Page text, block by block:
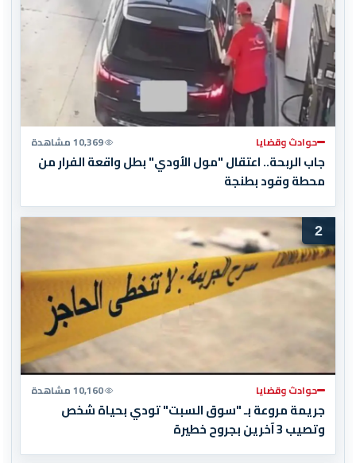
حوادث وقضايا 10,369 مشاهدة
جاب الربحة.. اعتقال "مول الأودي" بطل واقعة الفرار من
محطة وقود بطنجة
2
حوادث وقضايا 10,160 مشاهدة
جريمة مروعة بـ "سوق السبت" تودي بحياة شخص
وتصيب 3 آخرين بجروح خطيرة